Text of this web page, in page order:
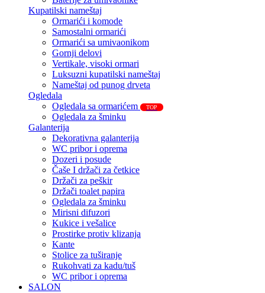
Kupatilski nameštaj
Ormarići i komode
Samostalni ormarići
Ormarići sa umivaonikom
Gornji delovi
Vertikale, visoki ormari
Luksuzni kupatilski nameštaj
Nameštaj od punog drveta
Ogledala
Ogledala sa ormarićem
TOP
Ogledala za šminku
Galanterija
Dekorativna galanterija
WC pribor i oprema
Dozeri i posude
Čaše I držači za četkice
Držači za peškir
Držači toalet papira
Ogledala za šminku
Mirisni difuzori
Kukice i vešalice
Prostirke protiv klizanja
Kante
Stolice za tuširanje
Rukohvati za kadu/tuš
WC pribor i oprema
SALON